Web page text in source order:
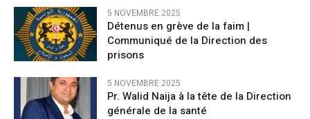
5 NOVEMBRE 2025
Détenus en grève de la faim |
Communiqué de la Direction des
prisons
5 NOVEMBRE 2025
Pr. Walid Naija à la tête de la Direction
générale de la santé